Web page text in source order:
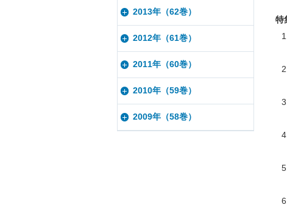
特
2013年（62巻）
2012年（61巻）
2011年（60巻）
2010年（59巻）
2009年（58巻）